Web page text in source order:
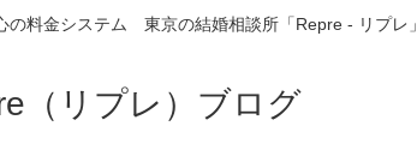
の料金システム 東京の結婚相談所「Repre - リプレ」
（リプレ）ブログ